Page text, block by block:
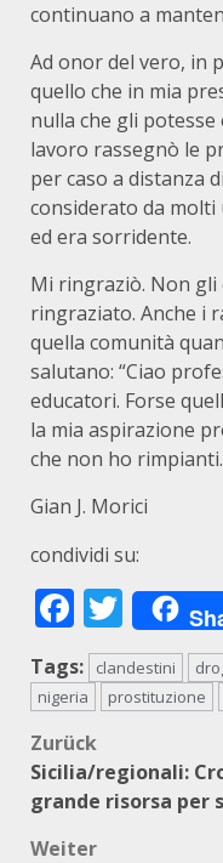
continuano a
Ad onor del vero, in
quello che in mia
nulla che gli
lavoro rassegnò le
per caso a distanza
considerato da molti
ed era sorridente.
Mi ringraziò. Non gli
ringraziato. Anche i
quella comunità
salutano: “Ciao
educatori. Forse
la mia aspirazione
che non ho
Gian J. Morici
condividi su:
Tags: clandestini
nigeria
prostituzione
Zurück
Sicilia/regionali:
grande risorsa per
Weiter